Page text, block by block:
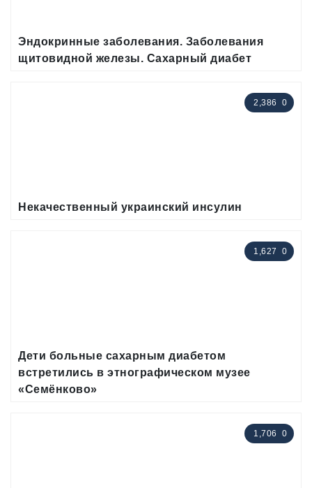
Эндокринные заболевания. Заболевания
щитовидной железы. Сахарный диабет
2,386 0
Некачественный украинский инсулин
1,627 0
Дети больные сахарным диабетом
встретились в этнографическом музее
«Семёнково»
1,706 0